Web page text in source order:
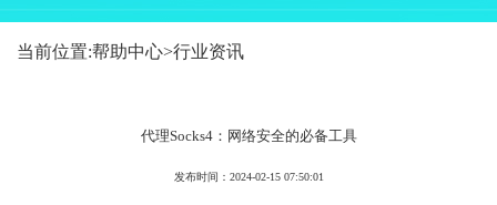
当前位置:帮助中心>行业资讯
代理Socks4：网络安全的必备工具
发布时间：2024-02-15 07:50:01